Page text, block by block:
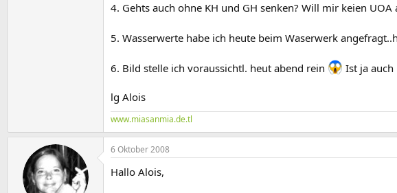
4. Gehts auch ohne KH und GH senken? Will mir keien UOA
5. Wasserwerte habe ich heute beim Waserwerk
6. Bild stelle ich voraussichtl. heut abend rein Ist ja auch
lg Alois
www.miasanmia.de.tl
6 Oktober 2008
Hallo Alois,